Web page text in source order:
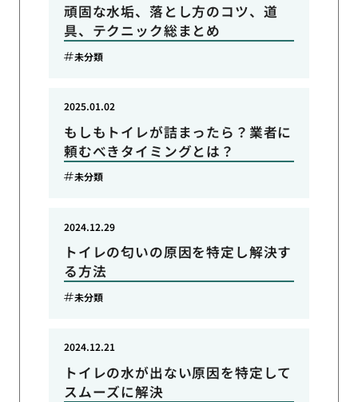
頑固な水垢、落とし方のコツ、道
具、テクニック総まとめ
未分類
もしもトイレが詰まったら？業者に
頼むべきタイミングとは？
2025.01.02
未分類
トイレの匂いの原因を特定し解決す
る方法
2024.12.29
未分類
トイレの水が出ない原因を特定して
スムーズに解決
2024.12.21